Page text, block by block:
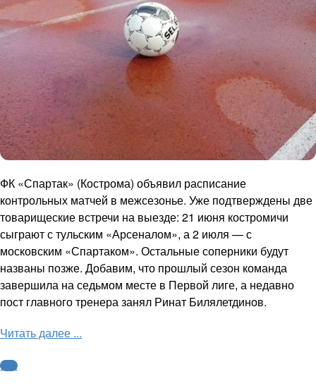
ФК «Спартак» (Кострома) объявил расписание
контрольных матчей в межсезонье. Уже подтверждены две
товарищеские встречи на выезде: 21 июня костромичи
сыграют с тульским «Арсеналом», а 2 июля — с
московским «Спартаком». Остальные соперники будут
названы позже. Добавим, что прошлый сезон команда
завершила на седьмом месте в Первой лиге, а недавно
пост главного тренера занял Ринат Билялетдинов.
Читать далее ...
ФНЛ